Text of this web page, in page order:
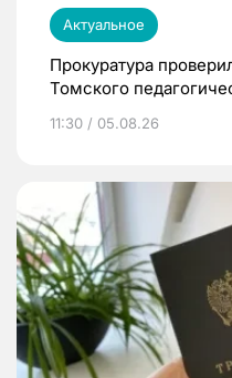
Актуальное
Прокуратура
Томского
11:30 / 05.08.26